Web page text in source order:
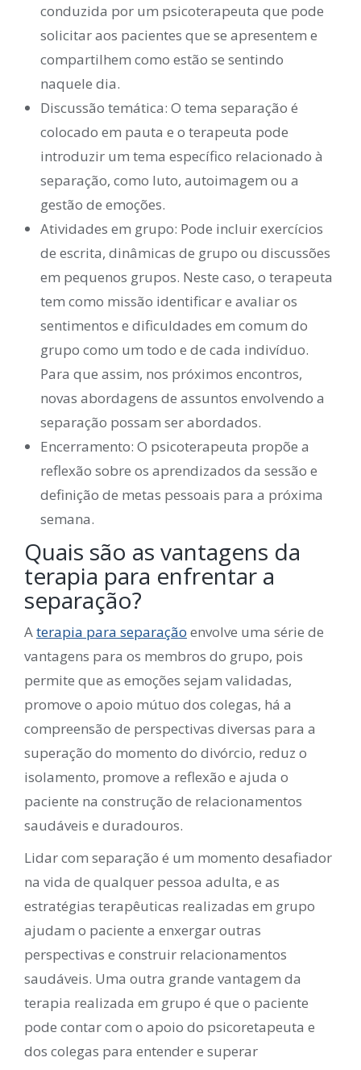
conduzida por um psicoterapeuta que pode
solicitar aos pacientes que se apresentem e
compartilhem como estão se sentindo
naquele dia.
Discussão temática: O tema separação é
colocado em pauta e o terapeuta pode
introduzir um tema específico relacionado à
separação, como luto, autoimagem ou a
gestão de emoções.
Atividades em grupo: Pode incluir exercícios
de escrita, dinâmicas de grupo ou discussões
em pequenos grupos. Neste caso, o terapeuta
tem como missão identificar e avaliar os
sentimentos e dificuldades em comum do
grupo como um todo e de cada indivíduo.
Para que assim, nos próximos encontros,
novas abordagens de assuntos envolvendo a
separação possam ser abordados.
Encerramento: O psicoterapeuta propõe a
reflexão sobre os aprendizados da sessão e
definição de metas pessoais para a próxima
semana.
Quais são as vantagens da
terapia para enfrentar a
separação?
Aterapia para separação envolve uma série de
vantagens para os membros do grupo, pois
permite que as emoções sejam validadas,
promove o apoio mútuo dos colegas, há a
compreensão de perspectivas diversas para a
superação do momento do divórcio, reduz o
isolamento, promove a reflexão e ajuda o
paciente na construção de relacionamentos
saudáveis e duradouros.
Lidar com separação é um momento desafiador
na vida de qualquer pessoa adulta, e as
estratégias terapêuticas realizadas em grupo
ajudam o paciente a enxergar outras
perspectivas e construir relacionamentos
saudáveis. Uma outra grande vantagem da
terapia realizada em grupo é que o paciente
pode contar com o apoio do psicoretapeuta e
dos colegas para entender e superar